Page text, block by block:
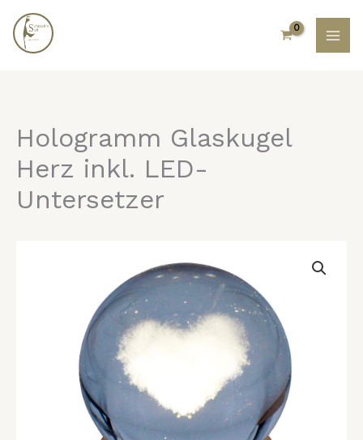
Zum
Inhalt
springen
Hologramm Glaskugel
Herz inkl. LED-
Untersetzer
Untersetzer